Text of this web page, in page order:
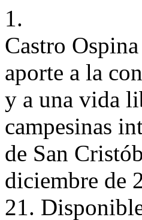
1.
Castro
aporte a la
y a una vida
campesinas
de San
diciembre de
21.